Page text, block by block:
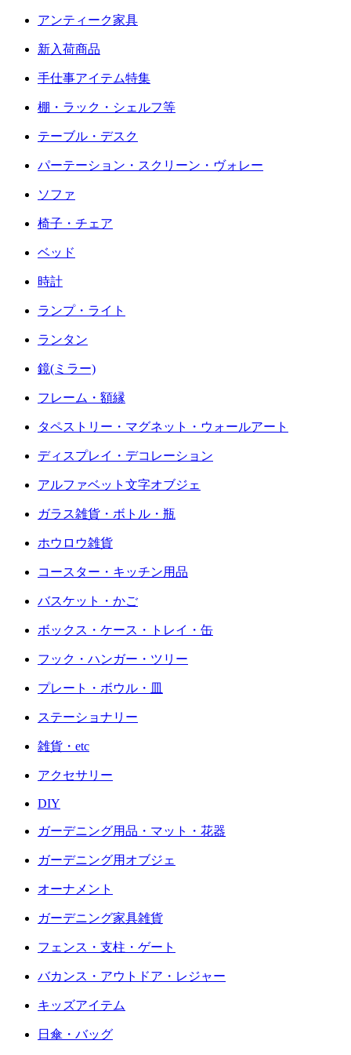
アンティーク家具
新入荷商品
手仕事アイテム特集
棚・ラック・シェルフ等
テーブル・デスク
パーテーション・スクリーン・ヴォレー
ソファ
椅子・チェア
ベッド
時計
ランプ・ライト
ランタン
鏡(ミラー)
フレーム・額縁
タペストリー・マグネット・ウォールアート
ディスプレイ・デコレーション
アルファベット文字オブジェ
ガラス雑貨・ボトル・瓶
ホウロウ雑貨
コースター・キッチン用品
バスケット・かご
ボックス・ケース・トレイ・缶
フック・ハンガー・ツリー
プレート・ボウル・皿
ステーショナリー
雑貨・etc
アクセサリー
DIY
ガーデニング用品・マット・花器
ガーデニング用オブジェ
オーナメント
ガーデニング家具雑貨
フェンス・支柱・ゲート
バカンス・アウトドア・レジャー
キッズアイテム
日傘・バッグ